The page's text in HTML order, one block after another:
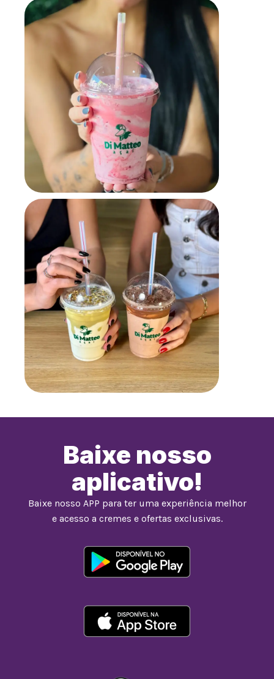
Baixe nosso
aplicativo!
Baixe nosso APP para ter uma experiência melhor
e acesso a cremes e ofertas exclusivas.